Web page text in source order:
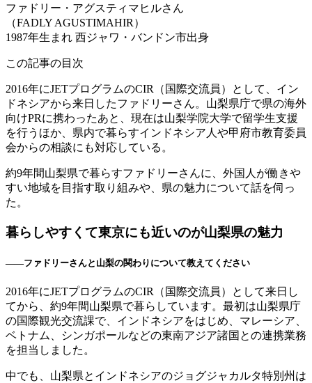
ファドリー・アグスティマヒルさん
（FADLY AGUSTIMAHIR）
1987年生まれ 西ジャワ・バンドン市出身
この記事の目次
2016年にJETプログラムのCIR（国際交流員）として、イン
ドネシアから来日したファドリーさん。山梨県庁で県の海外
向けPRに携わったあと、現在は山梨学院大学で留学生支援
を行うほか、県内で暮らすインドネシア人や甲府市教育委員
会からの相談にも対応している。
約9年間山梨県で暮らすファドリーさんに、外国人が働きや
すい地域を目指す取り組みや、県の魅力について話を伺っ
た。
暮らしやすくて東京にも近いのが山梨県の魅力
――ファドリーさんと山梨の関わりについて教えてください
2016年にJETプログラムのCIR（国際交流員）として来日し
てから、約9年間山梨県で暮らしています。最初は山梨県庁
の国際観光交流課で、インドネシアをはじめ、マレーシア、
ベトナム、シンガポールなどの東南アジア諸国との連携業務
を担当しました。
中でも、山梨県とインドネシアのジョグジャカルタ特別州は